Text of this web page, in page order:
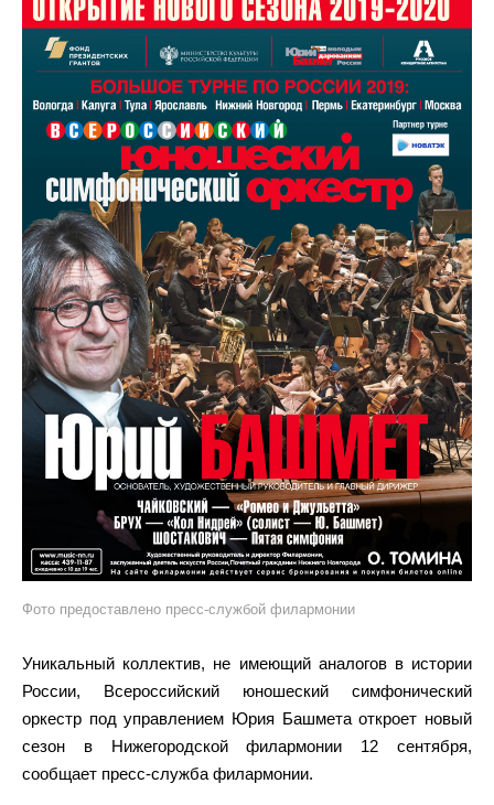
Фото предоставлено пресс-службой филармонии
Уникальный коллектив, не имеющий аналогов в истории
России, Всероссийский юношеский симфонический
оркестр под управлением Юрия Башмета откроет новый
сезон в Нижегородской филармонии 12 сентября,
сообщает пресс-служба филармонии.